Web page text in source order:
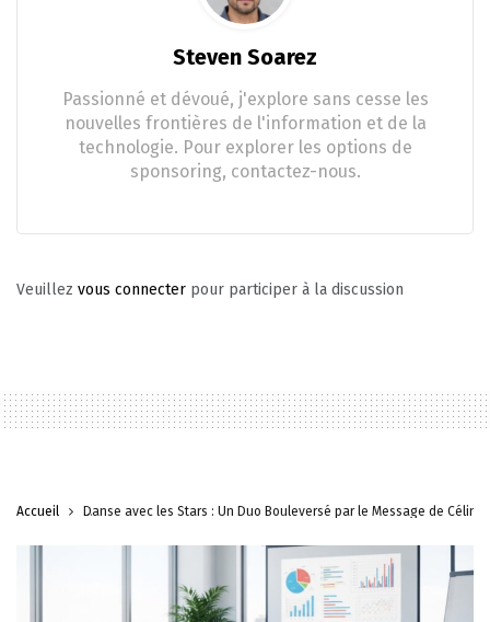
Steven Soarez
Passionné et dévoué, j'explore sans cesse les
nouvelles frontières de l'information et de la
technologie. Pour explorer les options de
sponsoring, contactez-nous.
Veuillez vous connecter pour participer à la discussion
Accueil Danse avec les Stars : Un Duo Bouleversé par le Message de Céline